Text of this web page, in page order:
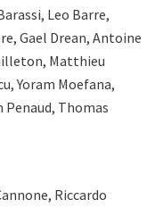
Leo Barre,
Gael Drean, Antoine
Matthieu
Yoram Moefana,
Penaud, Thomas
Riccardo